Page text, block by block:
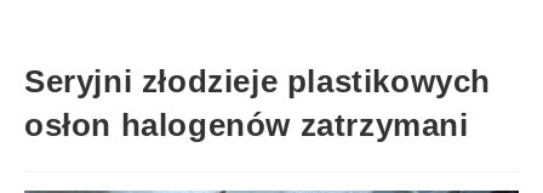
Seryjni złodzieje plastikowych
osłon halogenów zatrzymani